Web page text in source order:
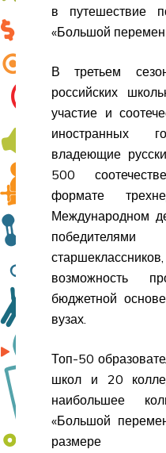
в путешествие
«Большой
В третьем
российских
участие и
иностранных
владеющие
500
формате
Международном
возможность
бюджетной
вузах.
Топ-50
школ и 20
наибольшее
«Большой
размере